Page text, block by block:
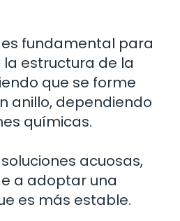
fundamental para
estructura de la
que se forme
anillo, dependiendo
químicas.
acuosas,
a adoptar una
es más estable.